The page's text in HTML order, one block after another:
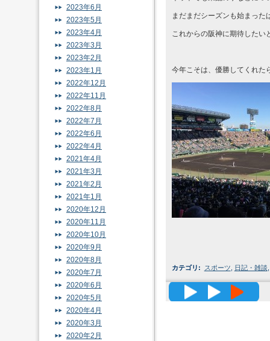
まだまだシーズンも始まった
これからの阪神に期待したい
今年こそは、優勝してくれた
カテゴリ : スポーツ 日記・雑談
高精度メ
2023年6月
2023年5月
2023年4月
2023年3月
2023年2月
2023年1月
2022年12月
2022年11月
2022年8月
2022年7月
2022年6月
2022年4月
2021年4月
2021年3月
2021年2月
2021年1月
2020年12月
2020年11月
2020年10月
2020年9月
2020年8月
2020年7月
2020年6月
2020年5月
2020年4月
2020年3月
2020年2月